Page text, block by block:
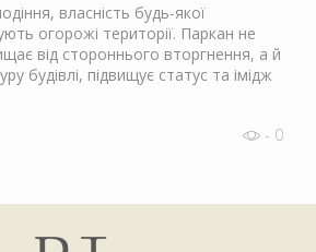
власність будь-якої
огорожі території. Паркан не
від стороннього вторгнення, а й
будівлі, підвищує статус та імідж
- 0